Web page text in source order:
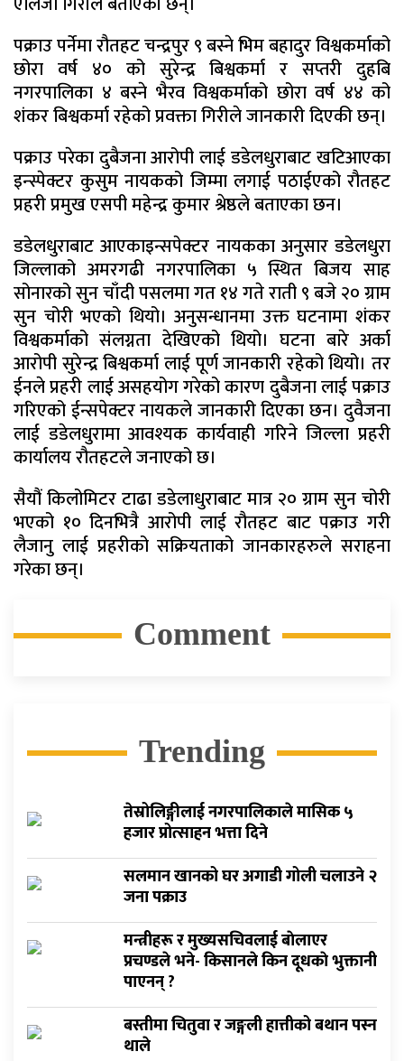
पक्राउ पर्नेमा रौतहट चन्द्रपुर ९ बस्ने भिम बहादुर विश्वकर्माको
छोरा वर्ष ४० को सुरेन्द्र बिश्वकर्मा र सप्तरी दुहबि
नगरपालिका ४ बस्ने भैरव विश्वकर्माको छोरा वर्ष ४४ को
शंकर बिश्वकर्मा रहेको प्रवक्ता गिरीले जानकारी दिएकी छन्।
पक्राउ परेका दुबैजना आरोपी लाई डडेलधुराबाट खटिआएका
इन्स्पेक्टर कुसुम नायकको जिम्मा लगाई पठाईएको रौतहट
प्रहरी प्रमुख एसपी महेन्द्र कुमार श्रेष्ठले बताएका छन।
डडेलधुराबाट आएकाइन्सपेक्टर नायकका अनुसार डडेलधुरा
जिल्लाको अमरगढी नगरपालिका ५ स्थित बिजय साह
सोनारको सुन चाँदी पसलमा गत १४ गते राती ९ बजे २० ग्राम
सुन चोरी भएको थियो। अनुसन्धानमा उक्त घटनामा शंकर
विश्वकर्माको संलग्नता देखिएको थियो। घटना बारे अर्का
आरोपी सुरेन्द्र बिश्वकर्मा लाई पूर्ण जानकारी रहेको थियो। तर
ईनले प्रहरी लाई असहयोग गरेको कारण दुबैजना लाई पक्राउ
गरिएको ईन्सपेक्टर नायकले जानकारी दिएका छन। दुवैजना
लाई डडेलधुरामा आवश्यक कार्यवाही गरिने जिल्ला प्रहरी
कार्यालय रौतहटले जनाएको छ।
सैयौं किलोमिटर टाढा डडेलाधुराबाट मात्र २० ग्राम सुन चोरी
भएको १० दिनभित्रै आरोपी लाई रौतहट बाट पक्राउ गरी
लैजानु लाई प्रहरीको सक्रियताको जानकारहरुले सराहना
गरेका छन्।
Comment
Trending
तेस्रोलिङ्गीलाई नगरपालिकाले मासिक ५
हजार प्रोत्साहन भत्ता दिने
सलमान खानको घर अगाडी गोली चलाउने २
जना पक्राउ
मन्त्रीहरू र मुख्यसचिवलाई बाेलाएर
प्रचण्डले भने- किसानले किन दूधकाे भुक्तानी
पाएनन् ?
बस्तीमा चितुवा र जङ्गली हात्तीको बथान पस्न
थाले